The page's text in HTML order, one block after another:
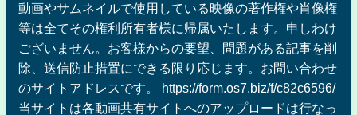
動画やサムネイルで使用している映像の著作権や肖像権
等は全てその権利所有者様に帰属いたします。申しわけ
ございません。お客様からの要望、問題がある記事を削
除、送信防止措置にできる限り応じます。お問い合わせ
のサイトアドレスです。 https://form.os7.biz/f/c82c6596/
当サイトは各動画共有サイトへのアップロードは行なっ